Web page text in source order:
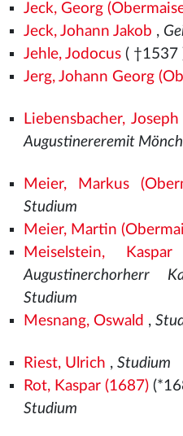
Jeck, Georg
Jeck, Johann Jakob ,
Jehle, Jodocus( †1537
Jerg, Johann Georg
Liebensbacher,
Augustinereremit Mönch
Meier, Markus
Studium
Meier, Martin
Meiselstein,
Augustinerchorherr
Studium
Mesnang, Oswald ,
Riest, Ulrich , Studium
Rot, Kaspar (1687)
Studium